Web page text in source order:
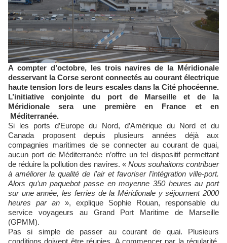
A compter d’octobre, les trois navires de la Méridionale
desservant la Corse seront connectés au courant électrique
haute tension lors de leurs escales dans la Cité phocéenne.
L’initiative conjointe du port de Marseille et de la
Méridionale sera une première en France et en
Méditerranée.
Si les ports d’Europe du Nord, d’Amérique du Nord et du
Canada proposent depuis plusieurs années déjà aux
compagnies maritimes de se connecter au courant de quai,
aucun port de Méditerranée n’offre un tel dispositif permettant
de réduire la pollution des navires. « Nous souhaitons contribuer
à améliorer la qualité de l’air et favoriser l’intégration ville-port.
Alors qu’un paquebot passe en moyenne 350 heures au port
sur une année, les ferries de la Méridionale y séjournent 2000
heures par an », explique Sophie Rouan, responsable du
service voyageurs au Grand Port Maritime de Marseille
(GPMM).
Pas si simple de passer au courant de quai. Plusieurs
conditions doivent être réunies. A commencer par la régularité,